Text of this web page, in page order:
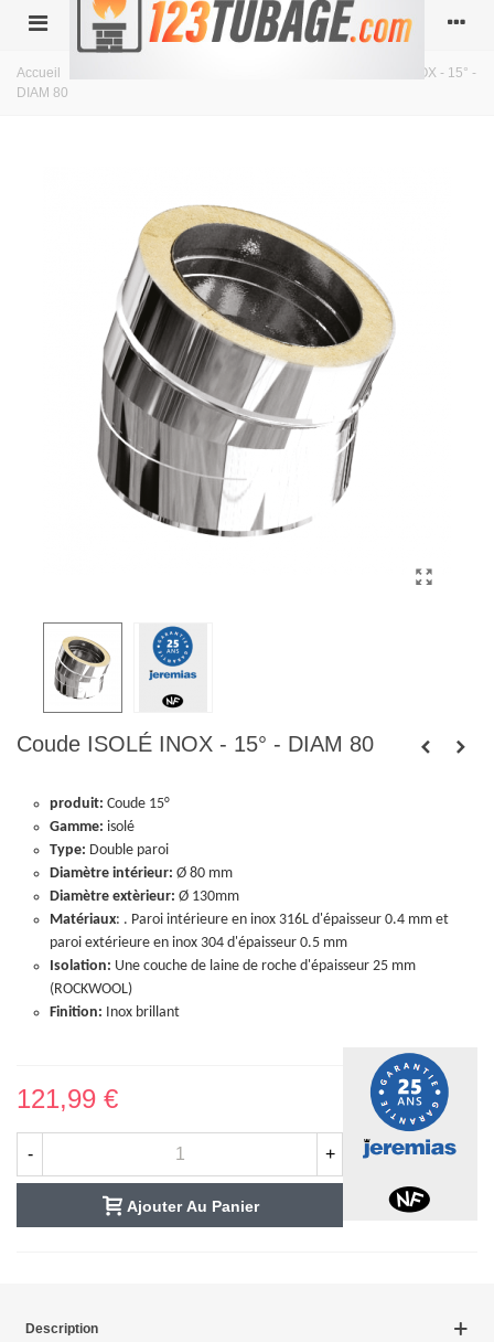
Accueil
Coude ISOLÉ INOX - 15° -
DIAM 80
Coude ISOLÉ INOX - 15° - DIAM 80
produit: Coude 15°
Gamme: isolé
Type: Double paroi
Diamètre intérieur: Ø 80 mm
Diamètre extèrieur: Ø 130mm
Matériaux: . Paroi intérieure en inox 316L d'épaisseur 0.4 mm et
paroi extérieure en inox 304 d'épaisseur 0.5 mm
Isolation: Une couche de laine de roche d'épaisseur 25 mm
(ROCKWOOL)
Finition: Inox brillant
121,99 €
- +
Ajouter Au Panier
Description